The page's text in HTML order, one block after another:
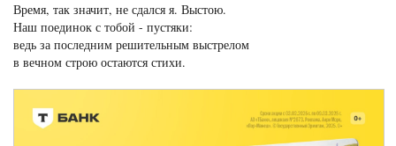
Время, так значит, не сдался я. Выстою.
Наш поединок с тобой - пустяки:
ведь за последним решительным выстрелом
в вечном строю остаются стихи.